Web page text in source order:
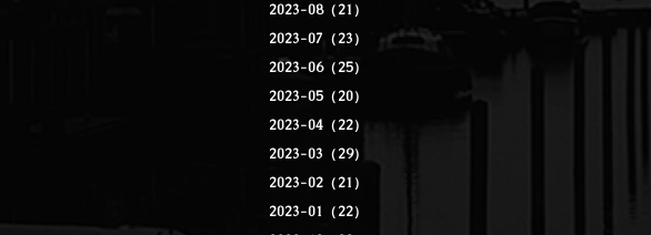
2023-08（21）
2023-07（23）
2023-06（25）
2023-05（20）
2023-04（22）
2023-03（29）
2023-02（21）
2023-01（22）